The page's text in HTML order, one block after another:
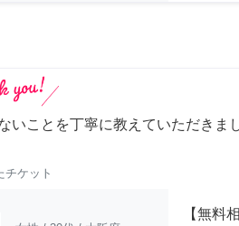
いことを丁寧に教えていただきま
チケット
【無料